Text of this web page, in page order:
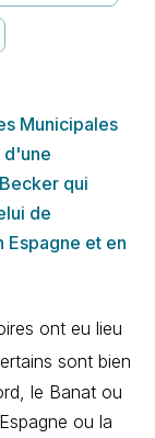
Municipales
d'une
qui
de
et en
ont eu lieu
sont bien
le Banat ou
ou la